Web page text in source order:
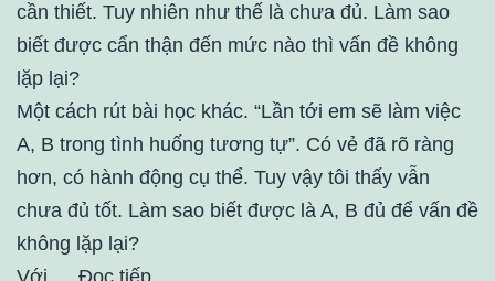
cần thiết. Tuy nhiên như thế là chưa đủ. Làm sao
biết được cẩn thận đến mức nào thì vấn đề không
lặp lại?
Một cách rút bài học khác. “Lần tới em sẽ làm việc
A, B trong tình huống tương tự”. Có vẻ đã rõ ràng
hơn, có hành động cụ thể. Tuy vậy tôi thấy vẫn
chưa đủ tốt. Làm sao biết được là A, B đủ để vấn đề
không lặp lại?
Với … Đọc tiếp